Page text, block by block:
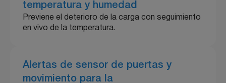
temperatura y humedad
Previene el deterioro de la carga con seguimiento
en vivo de la temperatura.
Alertas de sensor de puertas y
movimiento para la